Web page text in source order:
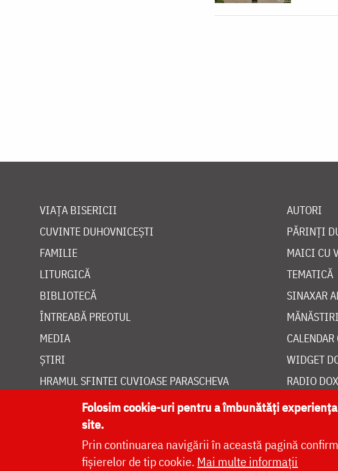
VIAȚA BISERICII
CUVINTE DUHOVNICEȘTI
FAMILIE
LITURGICĂ
BIBLIOTECĂ
ÎNTREABĂ PREOTUL
MEDIA
ȘTIRI
HRAMUL SFINTEI CUVIOASE PARASCHEVA
AUTORI
PĂRINȚI
MAICI CU
TEMATICĂ
SINAXAR
WIDGET
RADIO
Site dezvoltat de
Folosim cookie-uri pentru a îmbunătăți
site.
Prin continuarea navigării în această pagină
fișierelor de tip cookie. Mai multe informații